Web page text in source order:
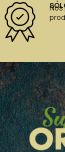
Nos